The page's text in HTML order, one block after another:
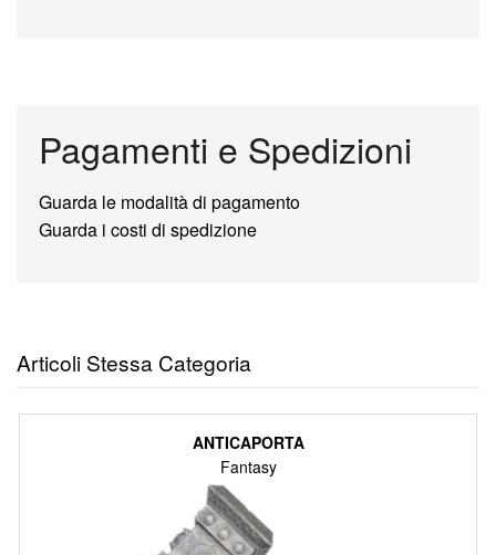
Pagamenti e Spedizioni
Guarda le modalità di pagamento
Guarda i costi di spedizione
Articoli Stessa Categoria
ANTICAPORTA
Fantasy